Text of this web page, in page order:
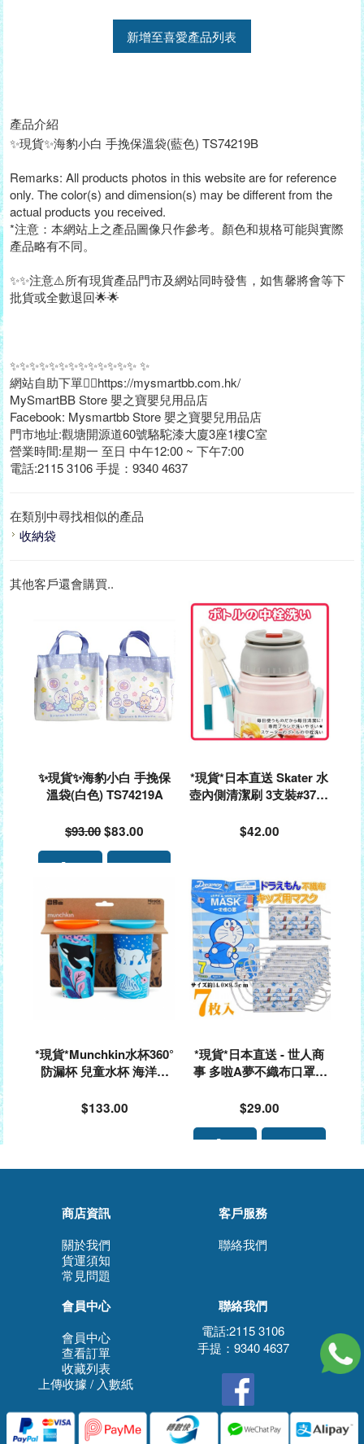
新增至喜愛產品列表
產品介紹
✨現貨✨海豹小白 手挽保溫袋(藍色) TS74219B
Remarks: All products photos in this website are for reference
only. The color(s) and dimension(s) may be different from the
actual products you received.
*注意：本網站上之產品圖像只作參考。顏色和規格可能與實際
產品略有不同。
✨✨注意⚠️所有現貨產品門市及網站同時發售，如售馨將會等下
批貨或全數退回🌟🌟
✨✨✨✨✨✨✨✨✨✨✨✨✨ ✨
網站自助下單👉🏻https://mysmartbb.com.hk/
MySmartBB Store 嬰之寶嬰兒用品店
Facebook: Mysmartbb Store 嬰之寶嬰兒用品店
門市地址:觀塘開源道60號駱駝漆大廈3座1樓C室
營業時間:星期一 至日 中午12:00 ~ 下午7:00
電話:2115 3106 手提：9340 4637
在類別中尋找相似的產品
收納袋
其他客戶還會購買..
✨現貨✨海豹小白 手挽保
溫袋(白色) TS74219A
$93.00$83.00
*現貨*日本直送 Skater 水
壺內側清潔刷 3支裝#3703
$42.00
*現貨*Munchkin水杯360°
防漏杯 兒童水杯 海洋款
$133.00
*現貨*日本直送 - 世人商
事 多啦A夢不織布口罩(6
4*9.5CM)#226343
$29.00
商店資訊
關於我們
貨運須知
常見問題
客戶服務
聯絡我們
會員中心
會員中心
查看訂單
收藏列表
上傳收據 / 入數紙
聯絡我們
電話:2115 3106
手提：9340 4637